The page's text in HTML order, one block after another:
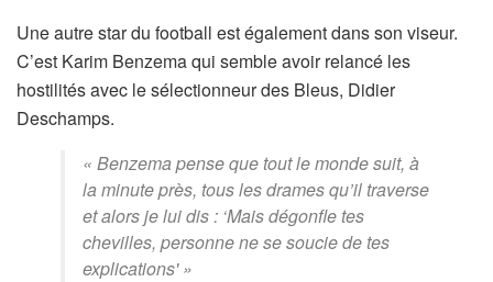
Une autre star du football est également dans son viseur.
C’est Karim Benzema qui semble avoir relancé les
hostilités avec le sélectionneur des Bleus, Didier
Deschamps.
« Benzema pense que tout le monde suit, à
la minute près, tous les drames qu’il traverse
et alors je lui dis : ‘Mais dégonfle tes
chevilles, personne ne se soucie de tes
explications' »